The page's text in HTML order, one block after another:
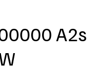
A2s